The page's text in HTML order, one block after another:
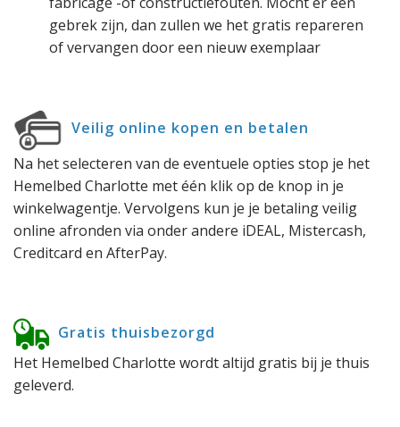
gebrek zijn, dan zullen we het gratis repareren
of vervangen door een nieuw exemplaar
Veilig online kopen en betalen
Na het selecteren van de eventuele opties stop je het
Hemelbed Charlotte met één klik op de knop in je
winkelwagentje. Vervolgens kun je je betaling veilig
online afronden via onder andere iDEAL, Mistercash,
Creditcard en AfterPay.
Gratis thuisbezorgd
Het Hemelbed Charlotte wordt altijd gratis bij je thuis
geleverd.